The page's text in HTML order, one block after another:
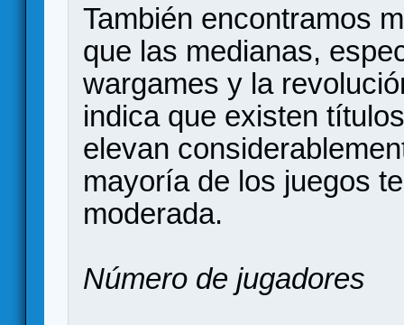
También encontramos
que las medianas,
wargames y la
indica que existen
elevan
mayoría de los juegos
moderada.
Número de jugadores